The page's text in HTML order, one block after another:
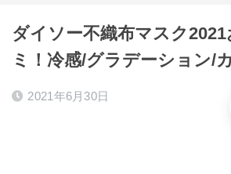
ダイソー不織布マスク
ミ！冷感/グラデーション/
2021年6月30日